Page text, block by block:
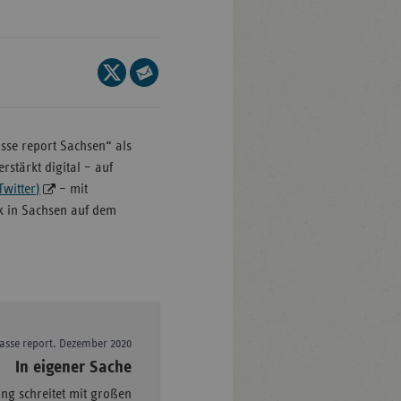
Brandenburg
Seite
auf
report Sachsen“ als
digital – auf
– mit
in Sachsen auf dem
report. Dezember 2020
–
In eigener Sache
schreitet mit großen